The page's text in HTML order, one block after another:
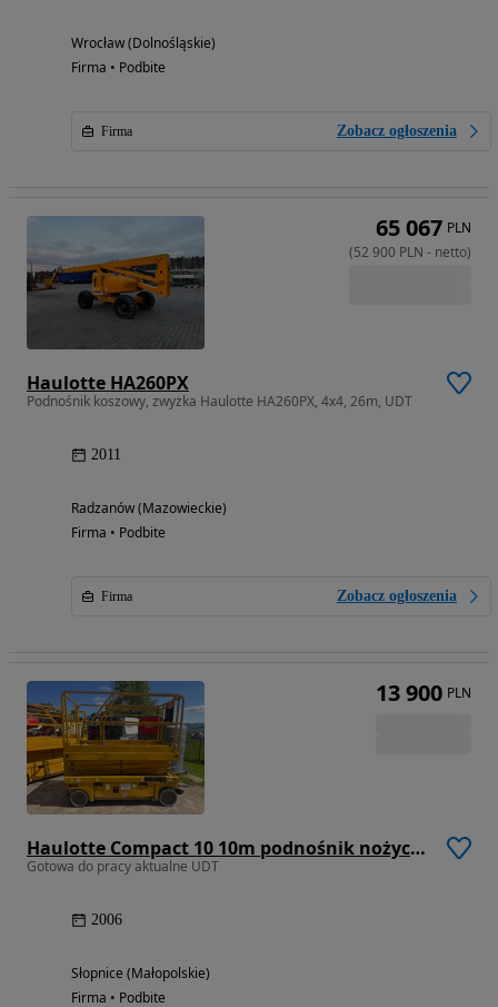
Wrocław (Dolnośląskie)
Firma • Podbite
Firma Zobacz ogłoszenia
Haulotte HA260PX
Podnośnik koszowy, zwyżka Haulotte HA260PX, 4x4, 26m, UDT
2011
Radzanów (Mazowieckie)
Firma • Podbite
Firma Zobacz ogłoszenia
65 067 PLN
(52 900 PLN - netto)
Haulotte Compact 10 10m podnośnik nożycowy zwyżka podest Genie
Gotowa do pracy aktualne UDT
2006
Słopnice (Małopolskie)
Firma • Podbite
13 900 PLN